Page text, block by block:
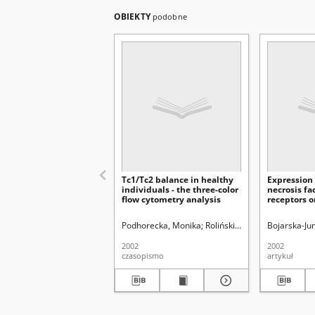
OBIEKTY podobne
Tc1/Tc2 balance in healthy
individuals - the three-color
flow cytometry analysis
Podhorecka, Monika Roliński, Jacek Jakiel,
2002
czasopismo
necrosis
receptors
Bojarska-
2002
artykuł